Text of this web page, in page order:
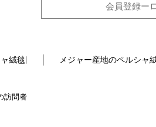
会員登録ー
絨毯| メジャー産地のペルシャ
訪問者